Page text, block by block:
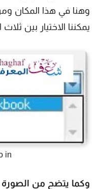
وهنا في هذا المكان
يمكننا الاختيار بين
وكما يتضح من الصورة